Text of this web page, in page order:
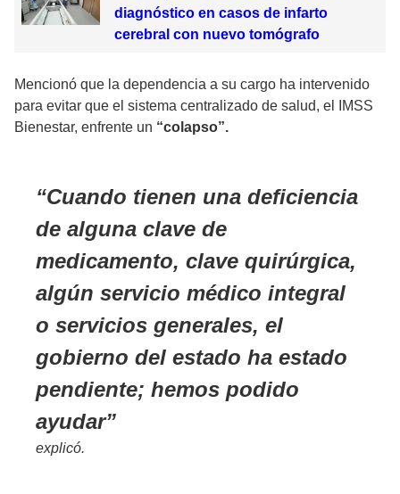
diagnóstico en casos de infarto
cerebral con nuevo tomógrafo
Mencionó que la dependencia a su cargo ha intervenido
para evitar que el sistema centralizado de salud, el IMSS
Bienestar, enfrente un “colapso”.
Cuando tienen una deficiencia
de alguna clave de
medicamento, clave quirúrgica,
algún servicio médico integral
o servicios generales, el
gobierno del estado ha estado
pendiente; hemos podido
ayudar
explicó.